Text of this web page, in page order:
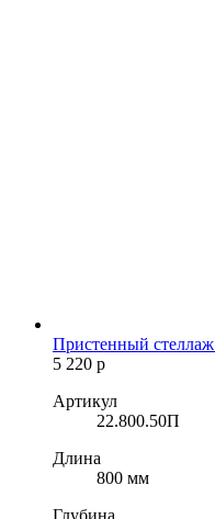
Пристенный
5 220 р
Артикул
22.800.50П
Длина
800 мм
Глубина